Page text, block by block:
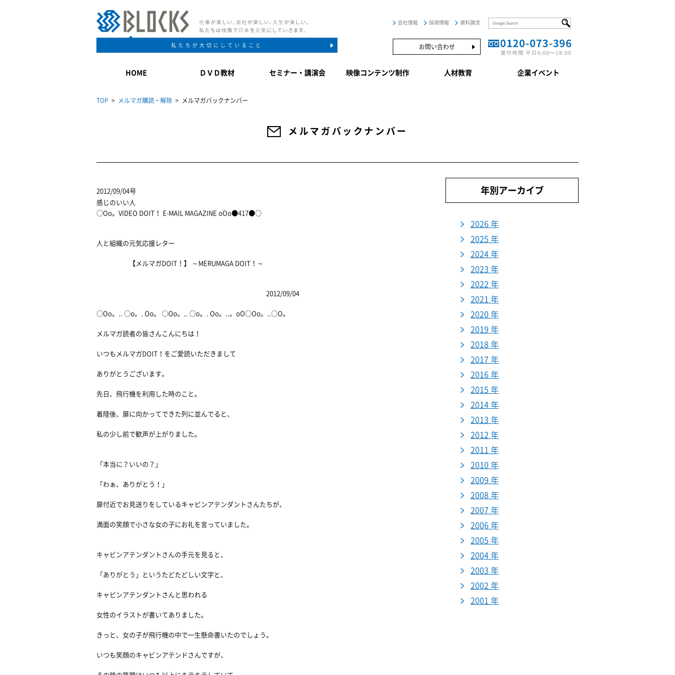
私たちが大切にしていること
会社情報 採用情報 資料請求
お問い合わせ
HOME ＤＶＤ教材 セミナー・講演会 映像コンテンツ制作 人材教育 企業イベント
TOP > メルマガ購読・解除 > メルマガバックナンバー
メルマガバックナンバー
2012/09/04号
感じのいい人
○Oo。VIDEO DOIT！ E-MAIL MAGAZINE oOo●417●○
人と組織の元気応援レター
【メルマガDOIT！】 ～MERUMAGA DOIT！～
2012/09/04
○Oo。.. ○o。. Oo。 ○Oo。.. ○o。. Oo。..。oO○Oo。..○O。
メルマガ読者の皆さんこんにちは！
いつもメルマガDOIT！をご愛読いただきまして
ありがとうございます。
先日、飛行機を利用した時のこと。
着陸後、扉に向かってできた列に並んでると、
私の少し前で歓声が上がりました。
「本当に？いいの？」
「わぁ、ありがとう！」
扉付近でお見送りをしているキャビンアテンダントさんたちが、
満面の笑顔で小さな女の子にお礼を言っていました。
キャビンアテンダントさんの手元を見ると、
「ありがとう」というたどたどしい文字と、
キャビンアテンダントさんと思われる
女性のイラストが書いてありました。
きっと、女の子が飛行機の中で一生懸命書いたのでしょう。
いつも笑顔のキャビンアテンドさんですが、
年別アーカイブ
2026 年
2025 年
2024 年
2023 年
2022 年
2021 年
2020 年
2019 年
2018 年
2017 年
2016 年
2015 年
2014 年
2013 年
2012 年
2011 年
2010 年
2009 年
2008 年
2007 年
2006 年
2005 年
2004 年
2003 年
2002 年
2001 年